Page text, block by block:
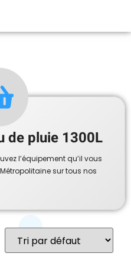
de pluie 1300L
l’équipement qu’il vous
sur tous nos